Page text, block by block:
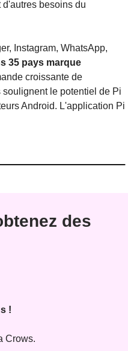
besoins du
Instagram, WhatsApp,
35 pays marque
croissante de
le potentiel de Pi
Android. L'application Pi
des
!
Crows.